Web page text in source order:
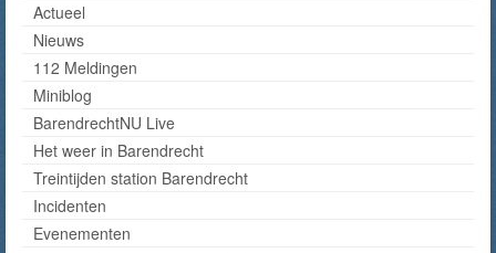
Actueel
Nieuws
112 Meldingen
Miniblog
BarendrechtNU Live
Het weer in Barendrecht
Treintijden station Barendrecht
Incidenten
Evenementen